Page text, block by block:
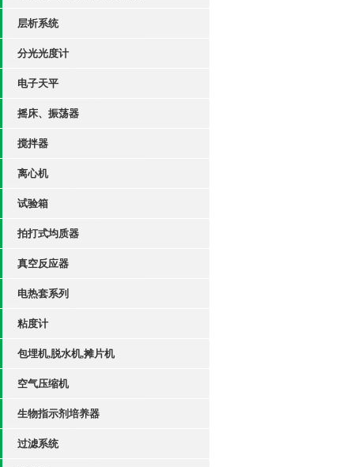
层析系统
分光光度计
电子天平
摇床、振荡器
搅拌器
离心机
试验箱
拍打式均质器
真空反应器
电热套系列
粘度计
包埋机,脱水机,摊片机
空气压缩机
生物指示剂培养器
过滤系统